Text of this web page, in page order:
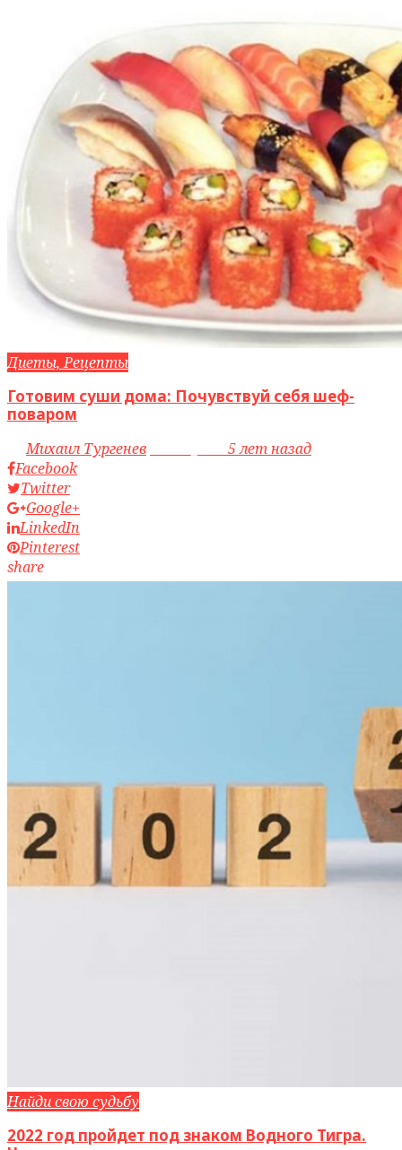
Диеты, Рецепты
Готовим суши дома: Почувствуй себя шеф-
поваром
byМихаил Тургенев
5 лет назад
Facebook
Twitter
Google+
LinkedIn
Pinterest
share
Найди свою судьбу
2022 год пройдет под знаком Водного Тигра.